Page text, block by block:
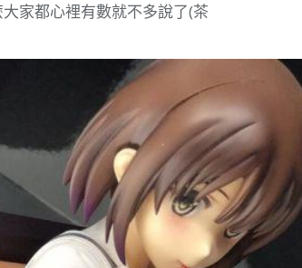
家都心裡有數就不多說了(茶